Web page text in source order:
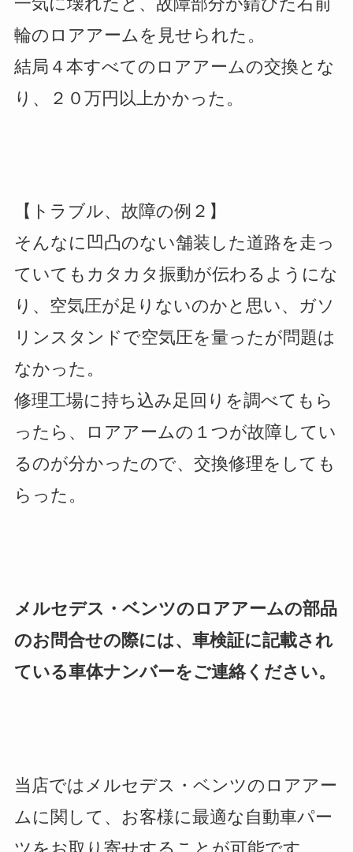
輪のロアアームを見せられた。
結局４本すべてのロアアームの交換とな
り、２０万円以上かかった。
【トラブル、故障の例２】
そんなに凹凸のない舗装した道路を走っ
ていてもカタカタ振動が伝わるようにな
り、空気圧が足りないのかと思い、ガソ
リンスタンドで空気圧を量ったが問題は
なかった。
修理工場に持ち込み足回りを調べてもら
ったら、ロアアームの１つが故障してい
るのが分かったので、交換修理をしても
らった。
メルセデス・ベンツのロアアームの部品
のお問合せの際には、車検証に記載され
ている車体ナンバーをご連絡ください。
当店ではメルセデス・ベンツのロアアー
ムに関して、お客様に最適な自動車パー